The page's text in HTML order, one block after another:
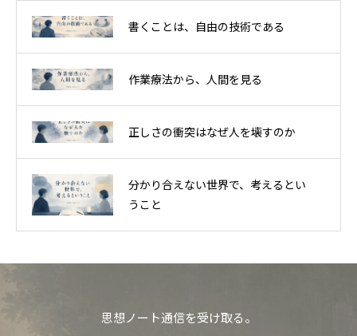
書くことは、自由の技術である
作業療法から、人間を見る
正しさの衝突はなぜ人を壊すのか
分かり合えない世界で、考えるとい
うこと
思想ノート通信を受け取る。